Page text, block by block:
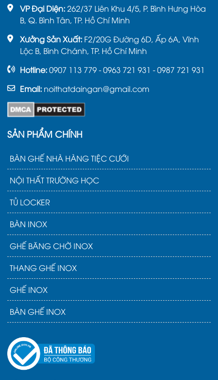
VP Đại Diện:262/37 Liên Khu 4/5, P. Bình Hưng Hòa
B, Q. Bình Tân, TP. Hồ Chí Minh
Xưởng Sản Xuất: F2/20G Đường 6D, Ấp 6A, Vĩnh
Lộc B, Bình Chánh, TP. Hồ Chí Minh
Hotline:0907 113 779 - 0963 721 931 - 0987 721 931
Email: noithatdaingan@gmail.com
SẢN PHẨM CHÍNH
BÀN GHẾ NHÀ HÀNG TIỆC CƯỚI
NỘI THẤT TRƯỜNG HỌC
TỦ LOCKER
BÀN INOX
GHẾ BĂNG CHỜ INOX
THANG GHẾ INOX
GHẾ INOX
BÀN GHẾ INOX